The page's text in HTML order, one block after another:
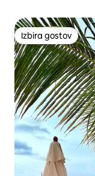
Izbira gostov
Izbira gostov